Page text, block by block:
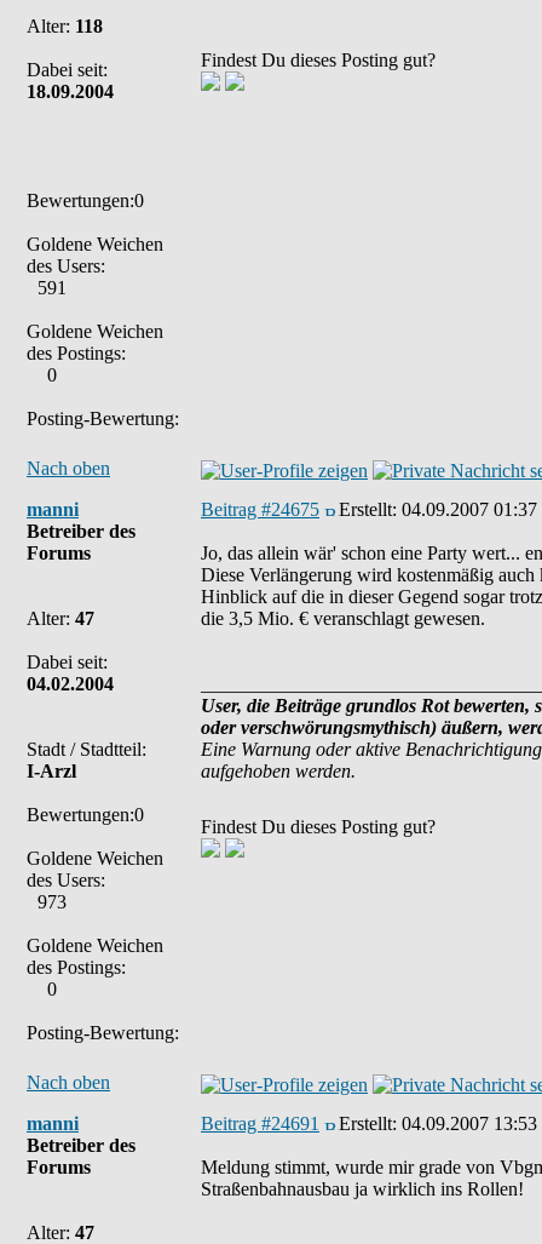
Alter: 118
Dabei seit:
18.09.2004
Bewertungen:0
Goldene Weichen
des Users:
591
Goldene Weichen
des Postings:
0
Posting-Bewertung:
Findest Du dieses Posting gut?
Nach oben
manni
Betreiber des
Forums
Alter: 47
Dabei seit:
04.02.2004
Stadt / Stadtteil:
I-Arzl
Bewertungen:0
Goldene Weichen
des Users:
973
Goldene Weichen
des Postings:
0
Posting-Bewertung:
Beitrag #24675 Erstellt: 04.09.2007 01:37
Jo, das allein wär' schon eine Party wert...
Diese Verlängerung wird kostenmäßig
Hinblick auf die in dieser Gegend sogar
die 3,5 Mio. € veranschlagt gewesen.
User, die Beiträge grundlos Rot
oder verschwörungsmythisch) äußern,
Eine Warnung oder aktive
aufgehoben werden.
Findest Du dieses Posting gut?
Nach oben
manni
Betreiber des
Forums
Alter: 47
Beitrag #24691 Erstellt: 04.09.2007 13:53
Meldung stimmt, wurde mir grade von
Straßenbahnausbau ja wirklich ins Rollen!